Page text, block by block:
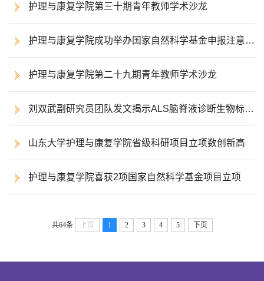
与注意决策”主题讲座
护理与康复学院第三十期青年教师学术沙龙
护理与康复学院成功举办国家自然科学基金申报注意事
项座谈会
护理与康复学院第二十九期青年教师学术沙龙
刘双武副研究员团队发文揭示ALS脑脊液诊断生物标志
物组合山东大学护理与康复学院省级科研项目立项数创新高
护理与康复学院喜获2项国家自然科学基金项目立项
共64条 上页 1 2 3 4 5 下页